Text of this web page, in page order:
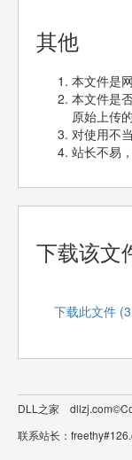
其他
本文件是
本文件是
原始上传
对使用不
站长不易
下载该文
下载此文件
DLL之家
联系站长：